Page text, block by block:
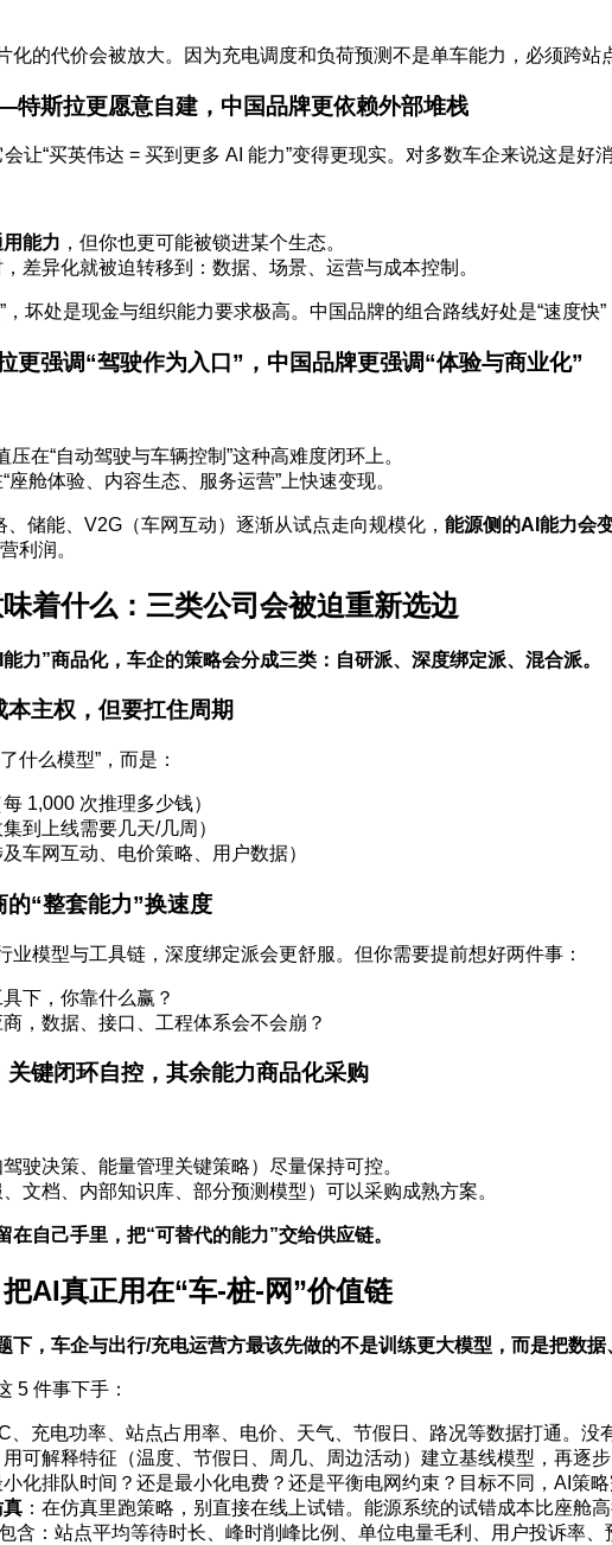
化的代价会被放大。因为充电调度和负荷预测不是单车能力，必须跨站
斯拉更愿意自建，中国品牌更依赖外部堆栈
让“买英伟达 = 买到更多 AI 能力”变得更现实。对多数车企来说这是好
能力 ，但你也更可能被锁进某个生态。
差异化就被迫转移到：数据、场景、运营与成本控制。
坏处是现金与组织能力要求极高。中国品牌的组合路线好处是“速度快”
强调“驾驶作为入口”，中国品牌更强调“体验与商业化”
在“自动驾驶与车辆控制”这种高难度闭环上。
舱体验、内容生态、服务运营”上快速变现。
储能、V2G（车网互动）逐渐从试点走向规模化， 能源侧的AI能力会
利润。
着什么：三类公司会被迫重新选边
力”商品化，车企的策略会分成三类：自研派、深度绑定派、混合派。
主权，但要扛住周期
什么模型”，而是：
1,000 次推理多少钱）
到上线需要几天/几周）
车网互动、电价策略、用户数据）
“整套能力”换速度
业模型与工具链，深度绑定派会更舒服。但你需要提前想好两件事：
具下，你靠什么赢？
，数据、接口、工程体系会不会崩？
键闭环自控，其余能力商品化采购
驶决策、能量管理关键策略）尽量保持可控。
文档、内部知识库、部分预测模型）可以采购成熟方案。
在自己手里，把“可替代的能力”交给供应链。
AI真正用在“车-桩-网”价值链
下，车企与出行/充电运营方最该先做的不是训练更大模型，而是把数据
5 件事下手：
、充电功率、站点占用率、电价、天气、节假日、路况等数据打通。没
用可解释特征（温度、节假日、周几、周边活动）建立基线模型，再逐
化排队时间？还是最小化电费？还是平衡电网约束？目标不同，AI策略
真 ：在仿真里跑策略，别直接在线上试错。能源系统的试错成本比座舱高
含：站点平均等待时长、峰时削峰比例、单位电量毛利、用户投诉率、